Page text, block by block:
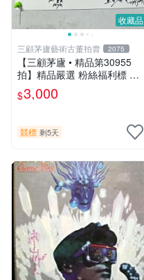
收藏品
三顧茅廬藝術古董拍賣 2075
【三顧茅廬 • 精品第30955
拍】精品嚴選 粉絲福利標 日
本動漫大師 車田正美簽名照
片《聖鬥士星矢》！ 特惠起
$3,000
競標 剩5天